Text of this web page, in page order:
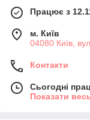
Працює з
м. Київ
04080 Київ,
Контакти
Сьогодні
Показати